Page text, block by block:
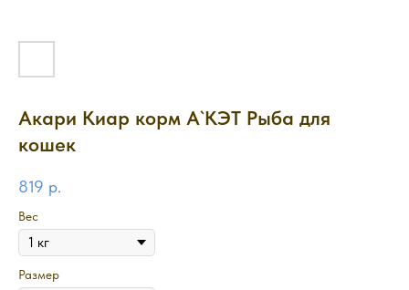
Акари Киар корм А`КЭТ Рыба для
кошек
819 р.
Вес
Размер